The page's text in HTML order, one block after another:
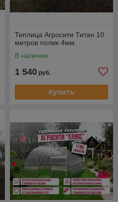
Теплица Агросити Титан 10
метров полик 4мм
В наличии
1 540 руб.
Купить